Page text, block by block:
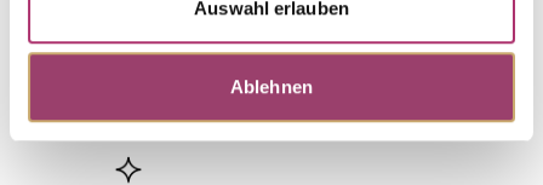
Auswahl erlauben
Ablehnen